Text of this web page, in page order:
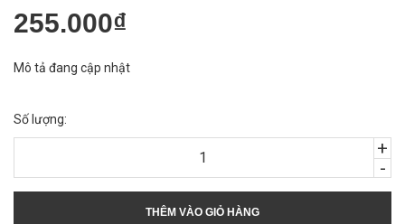
255.000₫
Mô tả đang cập nhật
Số lượng:
-
+
THÊM VÀO GIỎ HÀNG